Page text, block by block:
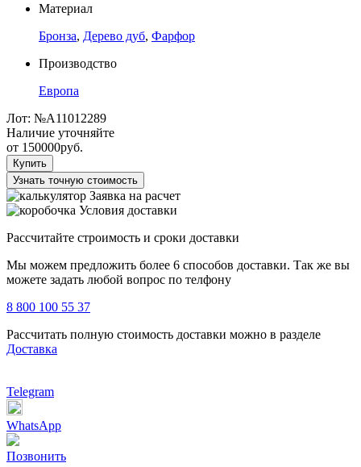
Материал
Бронза, Дерево дуб, Фарфор
Производство
Европа
Лот: №А11012289
Наличие уточняйте
от 150000руб.
Купить
Узнать точную стоимость
Заявка на расчет
Условия доставки
Рассчитайте строимость и сроки доставки
Мы можем предложить более 6 способов доставки. Так же вы
можете задать любой вопрос по телфону
8 800 100 55 37
Рассчитать полную стоимость доставки можно в разделе
Доставка
Telegram
WhatsApp
Позвонить